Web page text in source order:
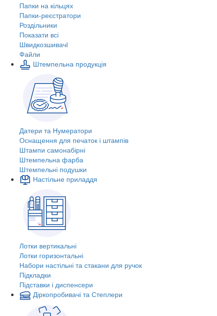
Папки на кільцях
Папки-реєстратори
Роздільники
Показати всі
Швидкозшивачi
Файли
Штемпельна продукція
Датери та Нумератори
Оснащення для печаток і штампів
Штампи самонабірні
Штемпельна фарба
Штемпельні подушки
Настільне приладдя
Лотки вертикальні
Лотки горизонтальні
Набори настільні та стакани для ручок
Підкладки
Підставки і диспенсери
Діркопробивачі та Степлери